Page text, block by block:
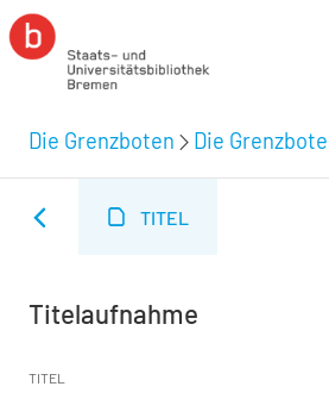
Die Grenzboten Die
TITEL
Titelaufnahme
TITEL